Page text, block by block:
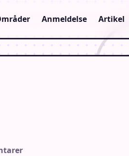
Anmeldelse Artikel